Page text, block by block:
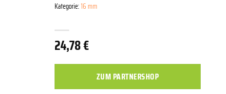
24,78€
ZUM PARTNERSHOP
Kategorie:16 mm